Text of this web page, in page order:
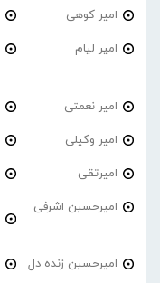
امیر کوهی
امیر لیام
امیر نعمتی
امیر وکیلی
امیرتقی
امیرحسین اشرفی
امیرحسین زنده دل